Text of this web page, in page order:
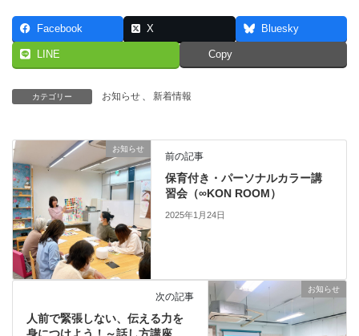
Facebook X Bluesky
LINE Copy
カテゴリー お知らせ 、 新着情報
お知らせ
前の記事
保育付き・パーソナルカラー講
習会（∞KON ROOM）
2025年1月24日
お知らせ
次の記事
人前で緊張しない、伝える力を
身につけよう！～話し方講座